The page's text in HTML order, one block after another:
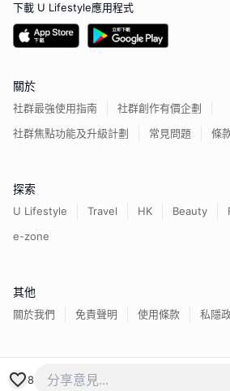
8
下載 U Lifestyle應用程式
關於
社群最強使用指南
社群創作有價企劃
社群焦點功能及升級計劃
常見問題 條
探索
U Lifestyle Travel HK Beauty
e-zone
其他
關於我們 免責聲明 使用條款 私隱
香港經濟日報版權所有©